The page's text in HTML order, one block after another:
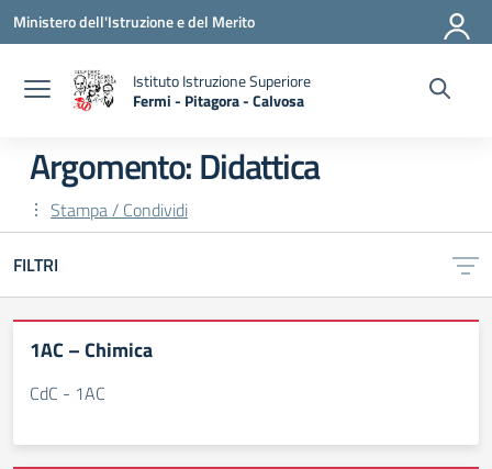
Vai ai contenuti
Vai al menu di navigazione
Vai al footer
Ministero dell'Istruzione e del Merito
Istituto Istruzione Superiore
Fermi - Pitagora - Calvosa
— Visita la pagina iniziale della scuola
Argomento: Didattica
Stampa / Condividi
FILTRI
1AC – Chimica
CdC - 1AC